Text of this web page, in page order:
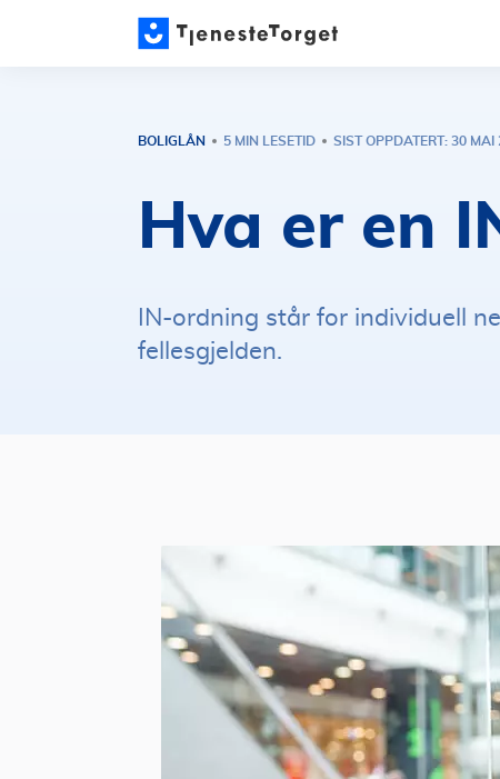
BOLIGLÅN 5 MIN LESETID SIST OPPDATERT: 30 MAI
Hva er en
IN-ordning står for individuell
fellesgjelden.